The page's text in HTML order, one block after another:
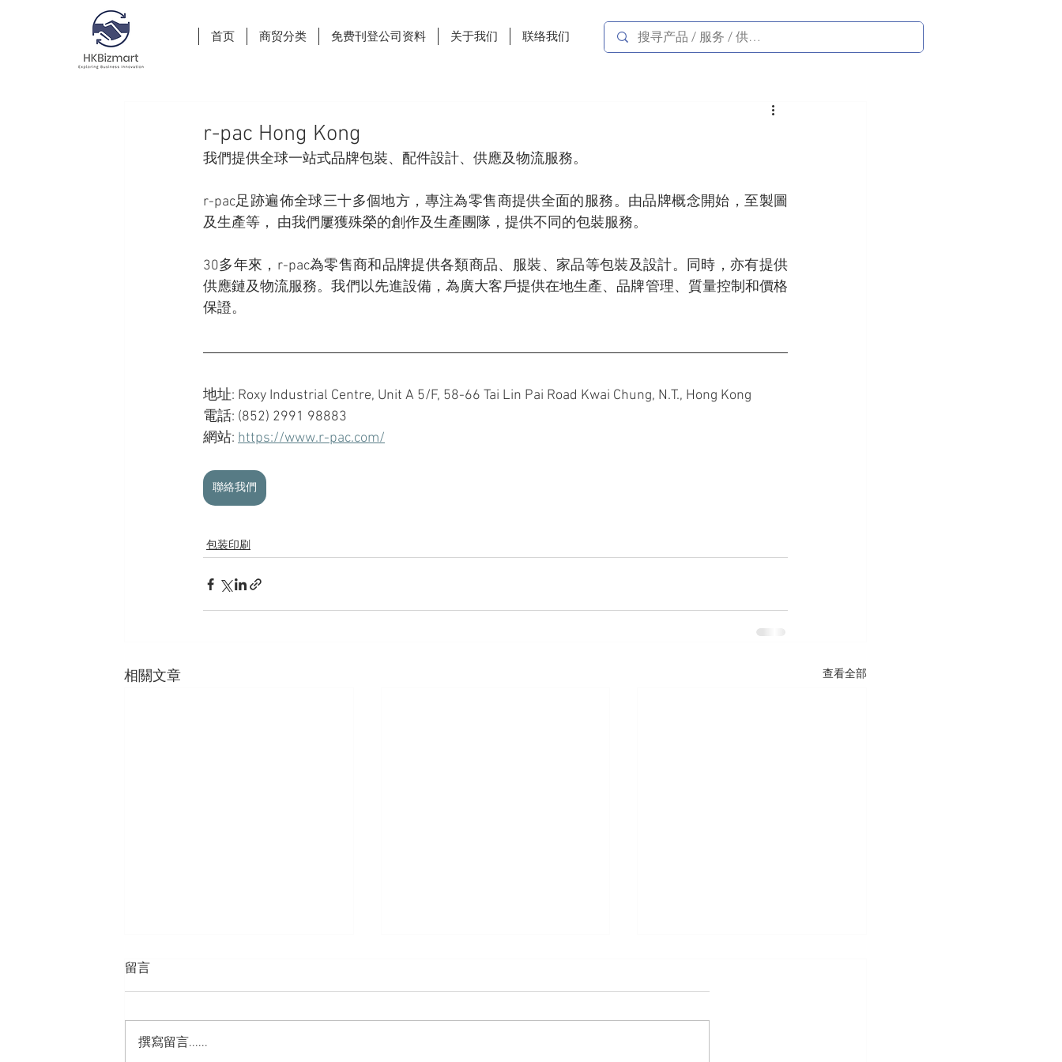
首页 商贸分类 免费刊登公司资料 关于我们 联络我们
r-pac Hong Kong
我們提供全球一站式品牌包裝、配件設計、供應及物流服務。
r-pac足跡遍佈全球三十多個地方，專注為零售商提供全面的服務。由品牌概念開始，至製圖
及生產等， 由我們屢獲殊榮的創作及生產團隊，提供不同的包裝服務。
30多年來，r-pac為零售商和品牌提供各類商品、服裝、家品等包裝及設計。同時，亦有提供
供應鏈及物流服務。我們以先進設備，為廣大客戶提供在地生產、品牌管理、質量控制和價格
保證。
地址: Roxy Industrial Centre, Unit A 5/F, 58-66 Tai Lin Pai Road Kwai Chung, N.T., Hong Kong
電話: (852) 2991 98883
網站: https://www.r-pac.com/
聯絡我們
包装印刷
相關文章 查看全部
捷達膠貼有限公司
留言
撰寫留言......